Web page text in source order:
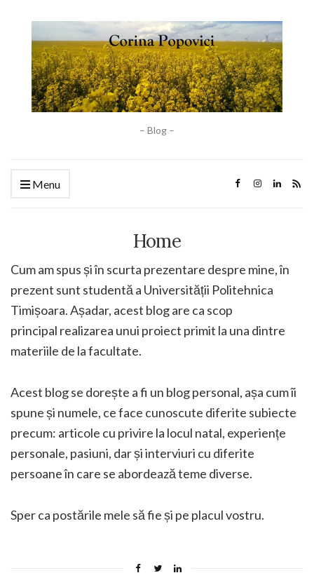
– Blog –
Menu
Home
Cum am spus și în scurta prezentare despre mine, în
prezent sunt studentă a Universității Politehnica
Timișoara. Așadar, acest blog are ca scop
principal realizarea unui proiect primit la una dintre
materiile de la facultate.
Acest blog se dorește a fi un blog personal, așa cum îi
spune și numele, ce face cunoscute diferite subiecte
precum: articole cu privire la locul natal, experiențe
personale, pasiuni, dar și interviuri cu diferite
persoane în care se abordează teme diverse.
Sper ca postările mele să fie și pe placul vostru.